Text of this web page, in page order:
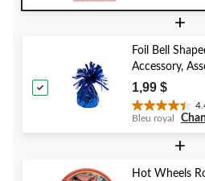
étoile(s)
+
Foil Bell
Accessory,
Birthday/
Year's Eve
1,99 $
4.4
383
Bleu royal
+
Hot Wheels